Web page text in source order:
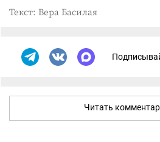
Текст: Вера Басилая
Читать